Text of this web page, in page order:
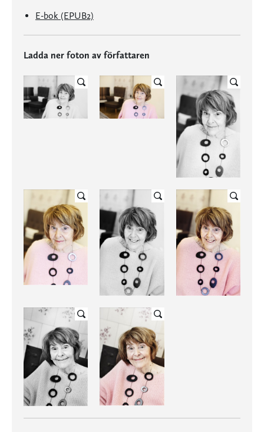
E-bok (EPUB2)
Ladda ner foton av författaren